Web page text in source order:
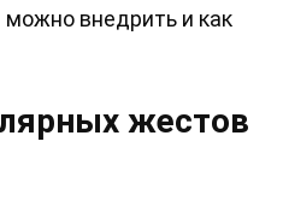
внедрить и как
жестов